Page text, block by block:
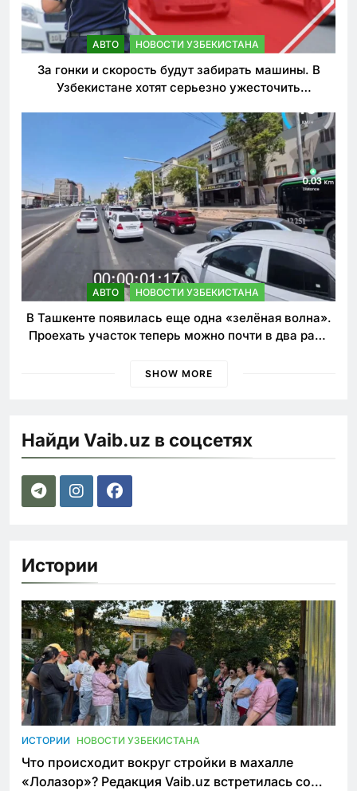
АВТО НОВОСТИ УЗБЕКИСТАНА
За гонки и скорость будут забирать машины. В
Узбекистане хотят серьезно ужесточить
АВТО НОВОСТИ УЗБЕКИСТАНА
В Ташкенте появилась еще одна «зелёная волна».
Проехать участок теперь можно почти в два раза
SHOW MORE
Найди Vaib.uz в соцсетях
Истории
ИСТОРИИ НОВОСТИ УЗБЕКИСТАНА
Что происходит вокруг стройки в махалле
«Лолазор»? Редакция Vaib.uz встретилась со